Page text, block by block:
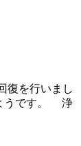
復を行いまし
うです。 浄